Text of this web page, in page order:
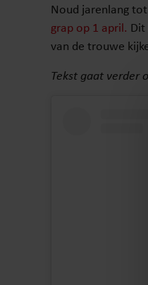
Noud jarenlang
grap op 1 april. Dit
van de trouwe
Tekst gaat verder